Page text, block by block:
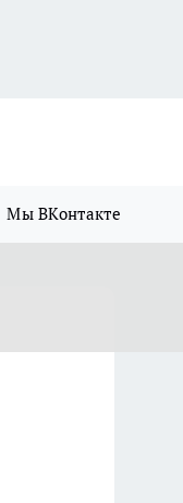
Мы ВКонтакте